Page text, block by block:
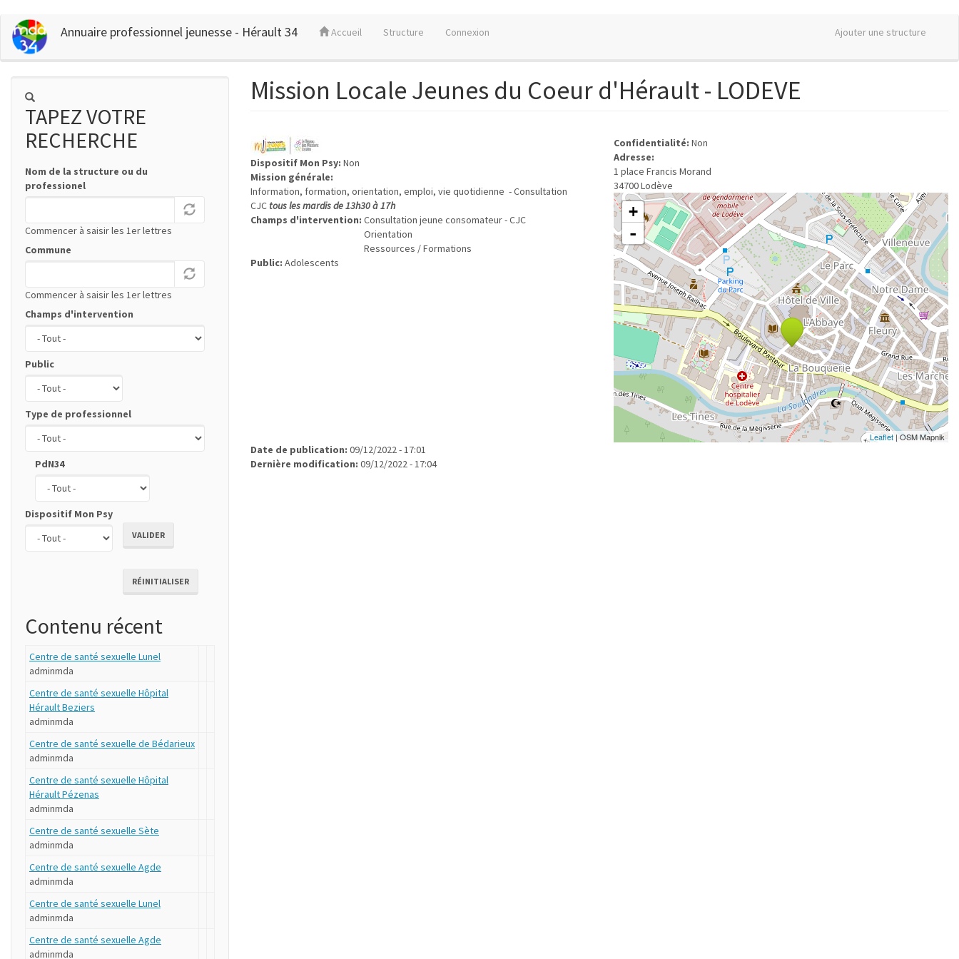
Aller
contenu
principal
Annuaire professionnel jeunesse - Hérault 34 Accueil Structure Connexion Ajouter une structure
TAPEZ VOTRE
RECHERCHE
Nom de la structure ou du
professionel
Commencer à saisir les 1er lettres
Commune
Commencer à saisir les 1er lettres
Champs d'intervention
Public
Type de professionnel
PdN34
Dispositif Mon Psy
VALIDER
RÉINITIALISER
Contenu récent
Centre de santé sexuelle Lunel
adminmda
Centre de santé sexuelle Hôpital
Hérault Beziers
adminmda
Centre de santé sexuelle de Bédarieux
adminmda
Centre de santé sexuelle Hôpital
Hérault Pézenas
adminmda
Centre de santé sexuelle Sète
adminmda
Centre de santé sexuelle Agde
adminmda
Centre de santé sexuelle Lunel
adminmda
Centre de santé sexuelle Agde
adminmda
Mission Locale Jeunes du Coeur d'Hérault - LODEVE
Dispositif Mon Psy: Non
Mission générale:
Information, formation, orientation, emploi, vie quotidienne - Consultation
CJC tous les mardis de 13h30 à 17h
Champs d'intervention: Consultation jeune consomateur - CJC
Orientation
Ressources / Formations
Public: Adolescents
Confidentialité: Non
Adresse:
1 place Francis Morand
34700Lodève
+
-
Leaflet | OSM Mapnik
Date de publication: 09/12/2022 - 17:01
Dernière modification: 09/12/2022 - 17:04